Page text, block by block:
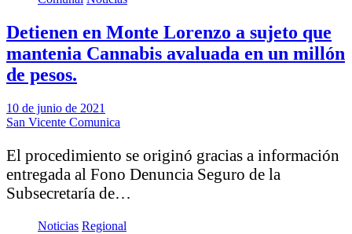
Detienen en Monte Lorenzo a sujeto que
mantenia Cannabis avaluada en un millón
de pesos.
10 de junio de 2021
San Vicente Comunica
El procedimiento se originó gracias a información
entregada al Fono Denuncia Seguro de la
Subsecretaría de…
Noticias Regional